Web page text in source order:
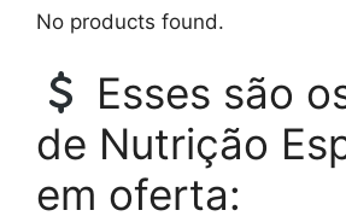
No products found.
Esses são
de Nutrição
em oferta: